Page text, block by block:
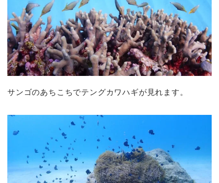
サンゴのあちこちでテングカワハギが見れます。